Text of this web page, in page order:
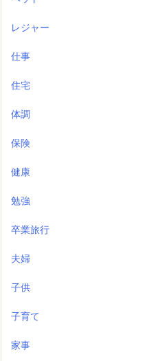
レジャー
仕事
住宅
体調
保険
健康
勉強
卒業旅行
夫婦
子供
子育て
家事